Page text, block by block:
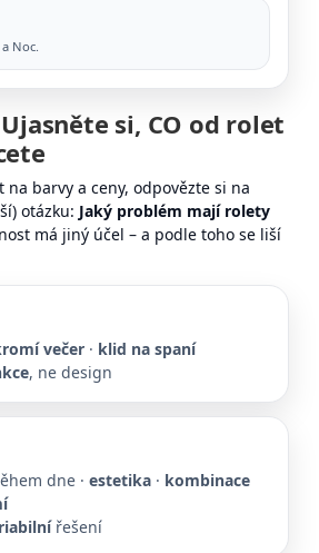
Noc.
si, CO od rolet
na barvy a ceny, odpovězte si na
otázku: Jaký problém mají rolety
má jiný účel – a podle toho se liší
večer · klid na spaní
, ne design
dne · estetika · kombinace
řešení